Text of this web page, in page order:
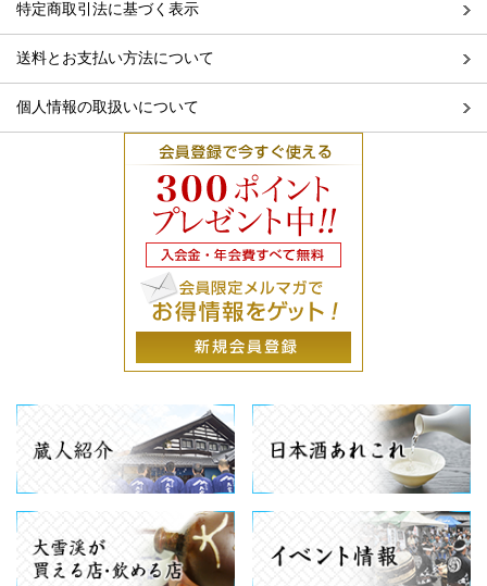
特定商取引法に基づく表示
送料とお支払い方法について
個人情報の取扱いについて